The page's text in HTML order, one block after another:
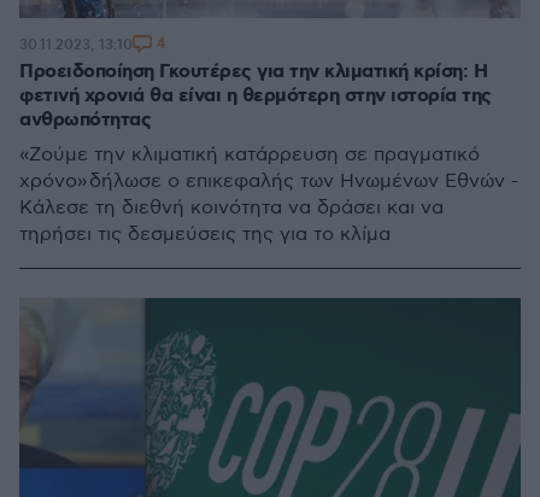
Προειδοποίηση Γκουτέρες για την κλιματική κρίση: Η
φετινή χρονιά θα είναι η θερμότερη στην ιστορία της
ανθρωπότητας
«Zούμε την κλιματική κατάρρευση σε πραγματικό
χρόνο» δήλωσε ο επικεφαλής των Ηνωμένων Εθνών -
Κάλεσε τη διεθνή κοινότητα να δράσει και να
τηρήσει τις δεσμεύσεις της για το κλίμα
30.11.2023, 13:10 4